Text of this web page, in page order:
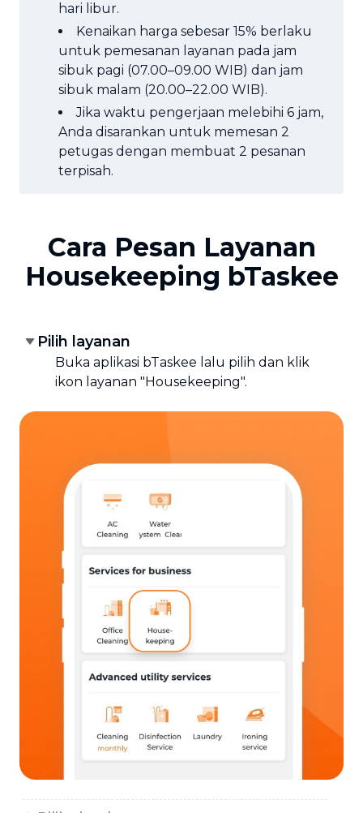
hari libur.
Kenaikan harga sebesar 15% berlaku
untuk pemesanan layanan pada jam
sibuk pagi (07.00–09.00 WIB) dan jam
sibuk malam (20.00–22.00 WIB).
Jika waktu pengerjaan melebihi 6 jam,
Anda disarankan untuk memesan 2
petugas dengan membuat 2 pesanan
terpisah.
Cara Pesan Layanan
Housekeeping bTaskee
Pilih layanan
Buka aplikasi bTaskee lalu pilih dan klik
ikon layanan "Housekeeping".